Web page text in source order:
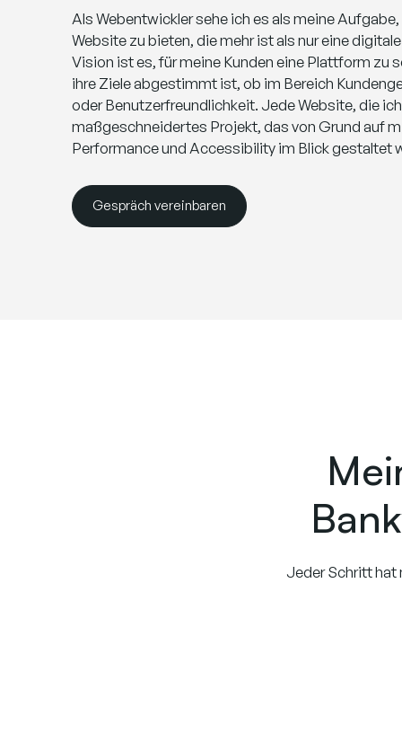
Als Webentwickler sehe ich es als meine
Website zu bieten, die mehr ist als nur eine
Vision ist es, für meine Kunden eine Plattform zu
ihre Ziele abgestimmt ist, ob im Bereich
oder Benutzerfreundlichkeit. Jede Website, die
maßgeschneidertes Projekt, das von Grund auf
Performance und Accessibility im Blick gestaltet
Gespräch vereinbaren
Jeder Schritt hat